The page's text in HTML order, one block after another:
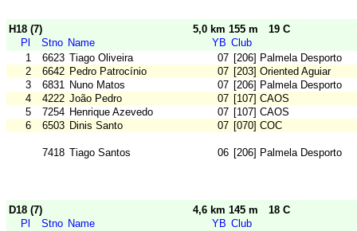
H18 (7) 5,0 km 155 m
19 C
Pl
Stno Name YB Club
1
6623 Tiago Oliveira 07 [206] Palmela Desporto
2
6642 Pedro Patrocínio 07 [203] Oriented Aguiar
3
6831 Nuno Matos 07 [206] Palmela Desporto
4
4222 João Pedro 07 [107] CAOS
5
7254 Henrique Azevedo 07 [107] CAOS
6
6503 Dinis Santo 07 [070] COC
7418 Tiago Santos 06 [206] Palmela Desporto
D18 (7) 4,6 km 145 m
18 C
Pl
Stno Name YB Club